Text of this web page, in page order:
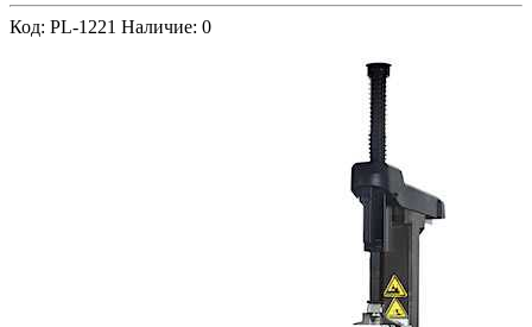
Код: PL-1221 Наличие: 0